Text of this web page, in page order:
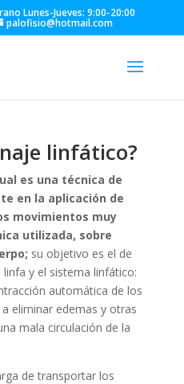
Lunes-Jueves: 9:00-20:00
palofisio@hotmail.com
linfático?
es una técnica de
en la aplicación de
movimientos muy
utilizada, sobre
su objetivo es el de
y el sistema linfático:
automática de los
eliminar edemas y otras
mala circulación de la
de transportar los